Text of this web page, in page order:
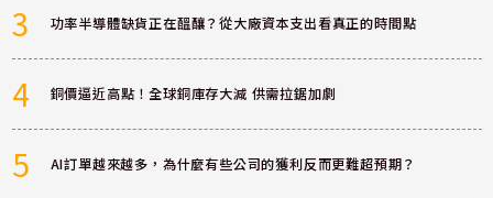
3 功率半導體缺貨正在醞釀？從大廠資本支出看真正的時間點
4 銅價逼近高點！全球銅庫存大減 供需拉鋸加劇
5 AI訂單越來越多，為什麼有些公司的獲利反而更難超預期？